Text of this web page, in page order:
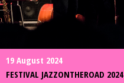
19 August 2024
FESTIVAL JAZZONTHEROAD 2024